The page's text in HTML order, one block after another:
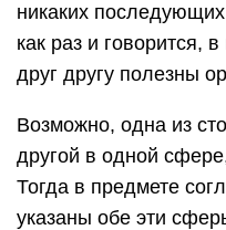
никаких
как раз и говорится,
друг другу полезны
Возможно, одна из
другой в одной
Тогда в предмете
указаны обе эти